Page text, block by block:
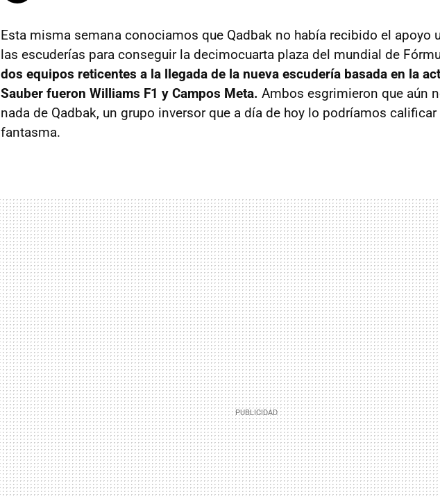
Esta misma semana conociamos que Qadbak no había recibido el apoyo
las escuderías para conseguir la decimocuarta plaza del mundial de
dos equipos reticentes a la llegada de la nueva escudería basada en la
Sauber fueron Williams F1 y Campos Meta. Ambos esgrimieron que aún
nada de Qadbak, un grupo inversor que a día de hoy lo podríamos
fantasma.